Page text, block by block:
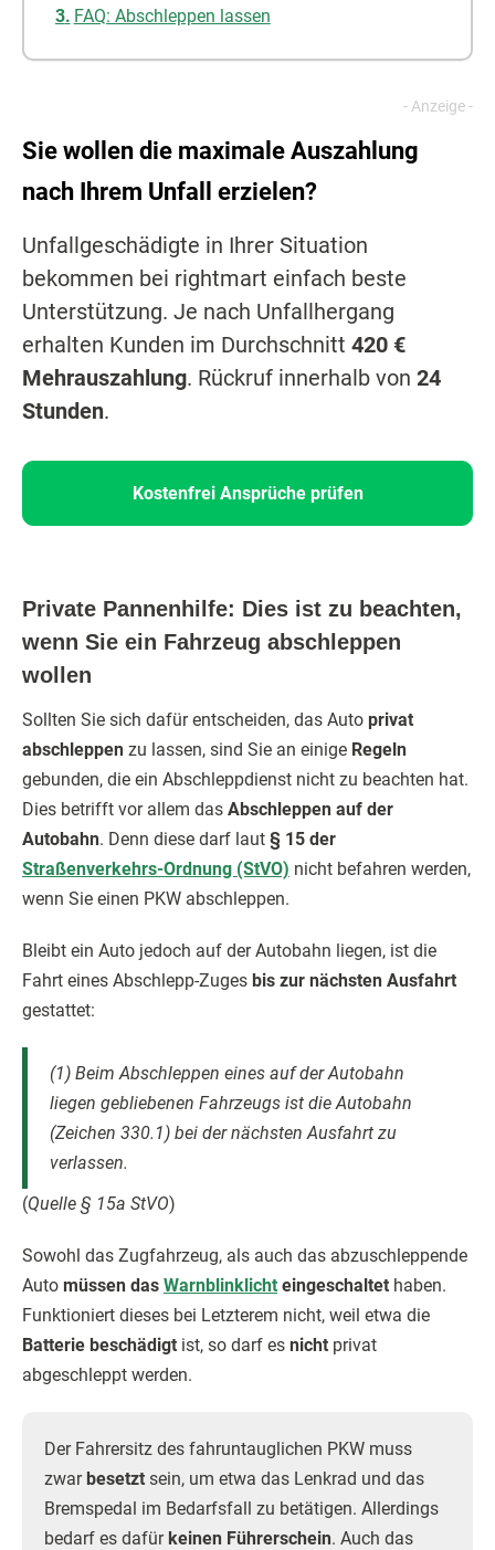
FAQ: Abschleppen lassen
Sie wollen die maximale Auszahlung
nach Ihrem Unfall erzielen?
Unfallgeschädigte in Ihrer Situation
bekommen bei rightmart einfach beste
Unterstützung. Je nach Unfallhergang
erhalten Kunden im Durchschnitt 420 €
Mehrauszahlung. Rückruf innerhalb von 24
Stunden.
Kostenfrei Ansprüche prüfen
Private Pannenhilfe: Dies ist zu beachten,
wenn Sie ein Fahrzeug abschleppen
wollen
Sollten Sie sich dafür entscheiden, das Auto privat
abschleppen zu lassen, sind Sie an einige Regeln
gebunden, die ein Abschleppdienst nicht zu beachten hat.
Dies betrifft vor allem das Abschleppen auf der
Autobahn. Denn diese darf laut § 15 der
Straßenverkehrs-Ordnung (StVO) nicht befahren werden,
wenn Sie einen PKW abschleppen.
Bleibt ein Auto jedoch auf der Autobahn liegen, ist die
Fahrt eines Abschlepp-Zuges bis zur nächsten Ausfahrt
gestattet:
(1) Beim Abschleppen eines auf der Autobahn
liegen gebliebenen Fahrzeugs ist die Autobahn
(Zeichen 330.1) bei der nächsten Ausfahrt zu
verlassen.
(Quelle § 15a StVO)
Sowohl das Zugfahrzeug, als auch das abzuschleppende
Auto müssen das Warnblinklicht eingeschaltet haben.
Funktioniert dieses bei Letzterem nicht, weil etwa die
Batterie beschädigt ist, so darf es nicht privat
abgeschleppt werden.
Der Fahrersitz des fahruntauglichen PKW muss
zwar besetzt sein, um etwa das Lenkrad und das
Bremspedal im Bedarfsfall zu betätigen. Allerdings
bedarf es dafür keinen Führerschein. Auch das